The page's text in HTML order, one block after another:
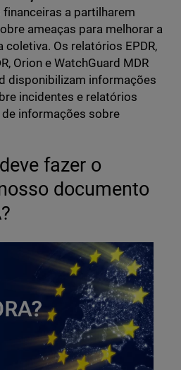
a partilharem
ameaças para melhorar a
coletiva. Os relatórios EPDR,
Orion e WatchGuard MDR
disponibilizam informações
incidentes e relatórios
de informações sobre
fazer o
documento